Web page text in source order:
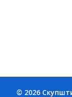
© 2026